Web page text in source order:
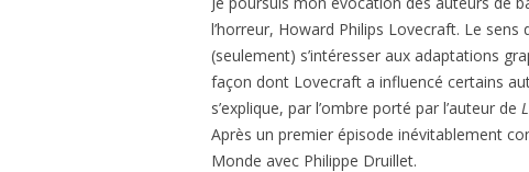
l’horreur, Howard Philips Lovecraft. Le
(seulement) s’intéresser aux adaptations
façon dont Lovecraft a influencé certains
s’explique, par l’ombre porté par l’auteur de
Après un premier épisode inévitablement
Monde avec Philippe Druillet.